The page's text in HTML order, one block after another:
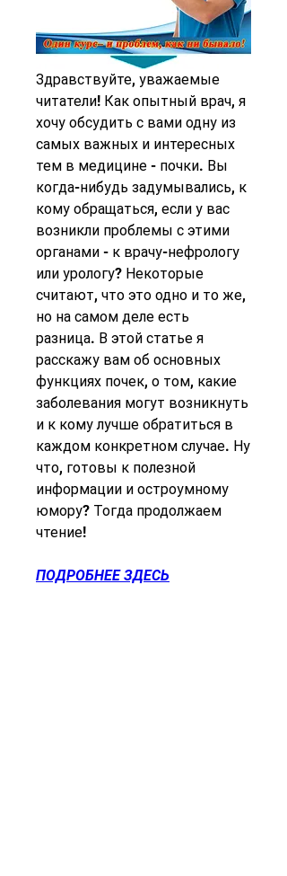
Здравствуйте, уважаемые
читатели! Как опытный врач, я
хочу обсудить с вами одну из
самых важных и интересных
тем в медицине - почки. Вы
когда-нибудь задумывались, к
кому обращаться, если у вас
возникли проблемы с этими
органами - к врачу-нефрологу
или урологу? Некоторые
считают, что это одно и то же,
но на самом деле есть
разница. В этой статье я
расскажу вам об основных
функциях почек, о том, какие
заболевания могут возникнуть
и к кому лучше обратиться в
каждом конкретном случае. Ну
что, готовы к полезной
информации и остроумному
юмору? Тогда продолжаем
чтение!
ПОДРОБНЕЕ ЗДЕСЬ